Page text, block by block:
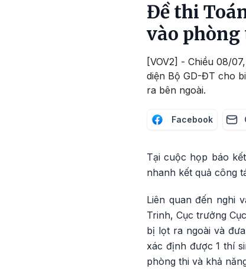
Đề thi
vào
[VOV2] - Chiều 08/
diện Bộ GD-ĐT cho
ra bên ngoài.
Facebook
Tại cuộc họp báo
nhanh kết quả công
Liên quan đến nghi
Trinh, Cục trưởng
bị lọt ra ngoài và
xác định được 1 thí
phòng thi và khả